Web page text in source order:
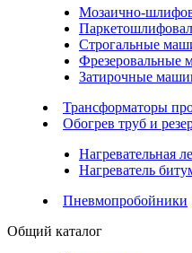
Мозаично-
Строгальные
Фрезеровальные
Затирочные
Трансформаторы
Обогрев труб и
Нагревательная
Нагреватель
Пневмопробойники
Общий каталог